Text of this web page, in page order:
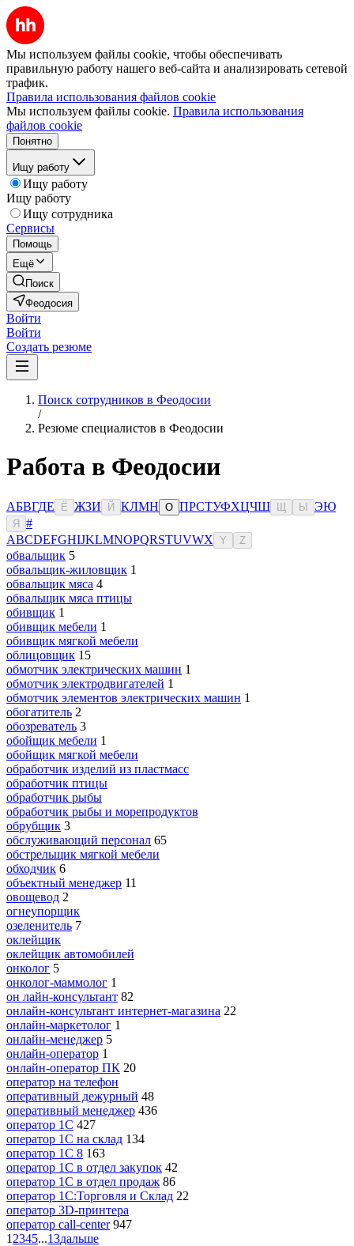
Мы используем файлы cookie, чтобы обеспечивать
правильную работу нашего веб-сайта и анализировать сетевой
трафик.
Правила использования файлов cookie
Мы используем файлы cookie. Правила использования
файлов cookie
Понятно
Ищу работу
Ищу работу
Ищу работу
Ищу сотрудника
Сервисы
Помощь
Ещё
Поиск
Феодосия
Войти
Войти
Создать резюме
Поиск сотрудников в Феодосии
/
Резюме специалистов в Феодосии
Работа в Феодосии
АБВГДЕ Ё ЖЗИ Й КЛМН О ПРСТУФХЦЧШ Ы ЭЮ
Я
#
ABCDEFGHIJKLMNOPQRSTUVWX Y Z
обвальщик 5
обвальщик-жиловщик 1
обвальщик мяса 4
обвальщик мяса птицы
обивщик 1
обивщик мебели 1
обивщик мягкой мебели
облицовщик 15
обмотчик электрических машин 1
обмотчик электродвигателей 1
обмотчик элементов электрических машин 1
обогатитель 2
обозреватель 3
обойщик мебели 1
обойщик мягкой мебели
обработчик изделий из пластмасс
обработчик птицы
обработчик рыбы
обработчик рыбы и морепродуктов
обрубщик 3
обслуживающий персонал 65
обстрельщик мягкой мебели
обходчик 6
объектный менеджер 11
овощевод 2
огнеупорщик
озеленитель 7
оклейщик
оклейщик автомобилей
онколог 5
онколог-маммолог 1
он лайн-консультант 82
онлайн-консультант интернет-магазина 22
онлайн-маркетолог 1
онлайн-менеджер 5
онлайн-оператор 1
онлайн-оператор ПК 20
опeрaтoр нa тeлeфoн
оперативный дежурный 48
оперативный менеджер 436
оператор 1C 427
оператор 1C на склад 134
оператор 1С 8 163
оператор 1С в отдел закупок 42
оператор 1С в отдел продаж 86
оператор 1С:Торговля и Склад 22
оператор 3D-принтера
оператор call-center 947
1 2345...13дальше